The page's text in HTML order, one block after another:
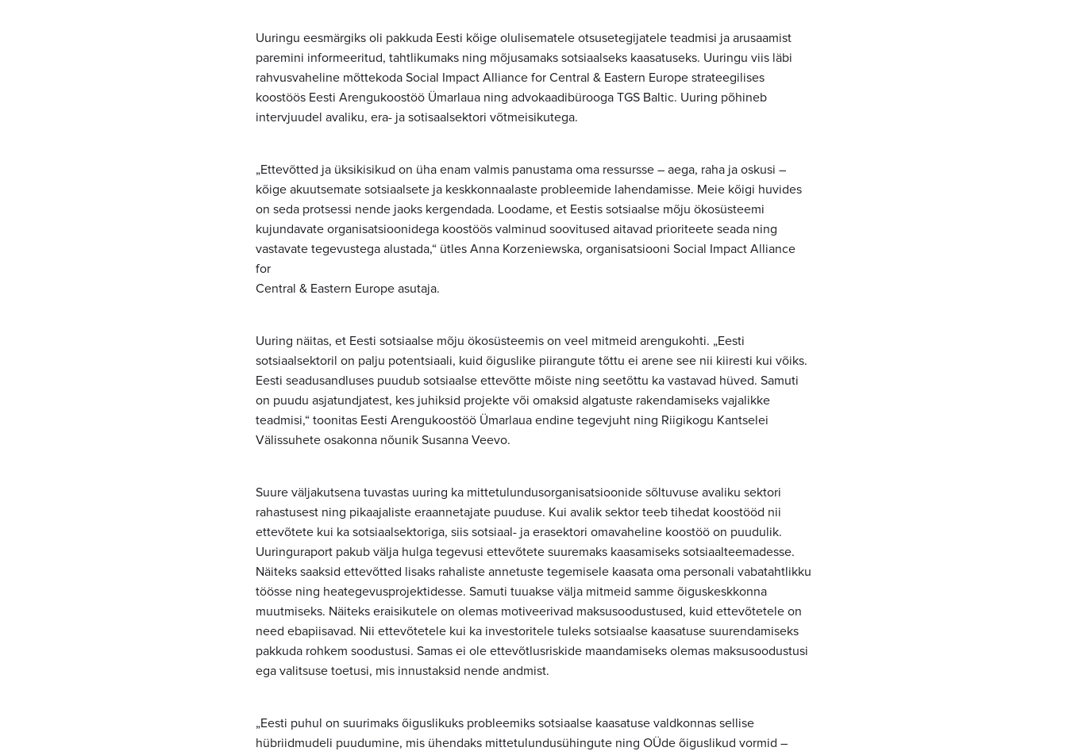
Uuringu eesmärgiks oli pakkuda Eesti kõige olulisematele otsusetegijatele teadmisi ja arusaamist
paremini informeeritud, tahtlikumaks ning mõjusamaks sotsiaalseks kaasatuseks. Uuringu viis läbi
rahvusvaheline mõttekoda Social Impact Alliance for Central & Eastern Europe strateegilises
koostöös Eesti Arengukoostöö Ümarlaua ning advokaadibürooga TGS Baltic. Uuring põhineb
intervjuudel avaliku, era- ja sotisaalsektori võtmeisikutega.
„Ettevõtted ja üksikisikud on üha enam valmis panustama oma ressursse – aega, raha ja oskusi –
kõige akuutsemate sotsiaalsete ja keskkonnaalaste probleemide lahendamisse. Meie kõigi huvides
on seda protsessi nende jaoks kergendada. Loodame, et Eestis sotsiaalse mõju ökosüsteemi
kujundavate organisatsioonidega koostöös valminud soovitused aitavad prioriteete seada ning
vastavate tegevustega alustada,“ ütles Anna Korzeniewska, organisatsiooni Social Impact Alliance
for
Central & Eastern Europe asutaja.
Uuring näitas, et Eesti sotsiaalse mõju ökosüsteemis on veel mitmeid arengukohti. „Eesti
sotsiaalsektoril on palju potentsiaali, kuid õiguslike piirangute tõttu ei arene see nii kiiresti kui võiks.
Eesti seadusandluses puudub sotsiaalse ettevõtte mõiste ning seetõttu ka vastavad hüved. Samuti
on puudu asjatundjatest, kes juhiksid projekte või omaksid algatuste rakendamiseks vajalikke
teadmisi,“ toonitas Eesti Arengukoostöö Ümarlaua endine tegevjuht ning Riigikogu Kantselei
Välissuhete osakonna nõunik Susanna Veevo.
Suure väljakutsena tuvastas uuring ka mittetulundusorganisatsioonide sõltuvuse avaliku sektori
rahastusest ning pikaajaliste eraannetajate puuduse. Kui avalik sektor teeb tihedat koostööd nii
ettevõtete kui ka sotsiaalsektoriga, siis sotsiaal- ja erasektori omavaheline koostöö on puudulik.
Uuringuraport pakub välja hulga tegevusi ettevõtete suuremaks kaasamiseks sotsiaalteemadesse.
Näiteks saaksid ettevõtted lisaks rahaliste annetuste tegemisele kaasata oma personali vabatahtlikku
töösse ning heategevusprojektidesse. Samuti tuuakse välja mitmeid samme õiguskeskkonna
muutmiseks. Näiteks eraisikutele on olemas motiveerivad maksusoodustused, kuid ettevõtetele on
need ebapiisavad. Nii ettevõtetele kui ka investoritele tuleks sotsiaalse kaasatuse suurendamiseks
pakkuda rohkem soodustusi. Samas ei ole ettevõtlusriskide maandamiseks olemas maksusoodustusi
ega valitsuse toetusi, mis innustaksid nende andmist.
„Eesti puhul on suurimaks õiguslikuks probleemiks sotsiaalse kaasatuse valdkonnas sellise
hübriidmudeli puudumine, mis ühendaks mittetulundusühingute ning OÜde õiguslikud vormid –